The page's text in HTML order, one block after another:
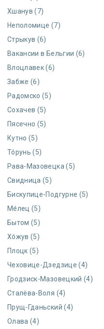
Хшанув (7)
Неполомице (7)
Стрыкув (6)
Вакансии в Бельгии (6)
Влоцлавек (6)
Забже (6)
Радомско (5)
Сохачев (5)
Пясечно (5)
Кутно (5)
То́рунь (5)
Рава-Мазовецка (5)
Свидница (5)
Бискупице-Подгурне (5)
Ме́лец (5)
Бытом (5)
Хо́жув (5)
Плоцк (5)
Чеховице-Дзедзице (4)
Гродзиск-Мазовецкий (4)
Сталёва-Воля (4)
Прущ-Гданьский (4)
Олава (4)